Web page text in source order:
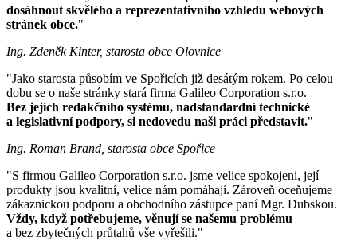
dosáhnout skvělého a reprezentativního vzhledu webových
stránek obce."
Ing. Zdeněk Kinter, starosta obce Olovnice
"Jako starosta působím ve Spořicích již desátým rokem. Po celou
dobu se o naše stránky stará firma Galileo Corporation s.r.o.
Bez jejich redakčního systému, nadstandardní technické
a legislativní podpory, si nedovedu naši práci představit."
Ing. Roman Brand, starosta obce Spořice
"S firmou Galileo Corporation s.r.o. jsme velice spokojeni, její
produkty jsou kvalitní, velice nám pomáhají. Zároveň oceňujeme
zákaznickou podporu a obchodního zástupce paní Mgr. Dubskou.
Vždy, když potřebujeme, věnují se našemu problému
a bez zbytečných průtahů vše vyřešili."